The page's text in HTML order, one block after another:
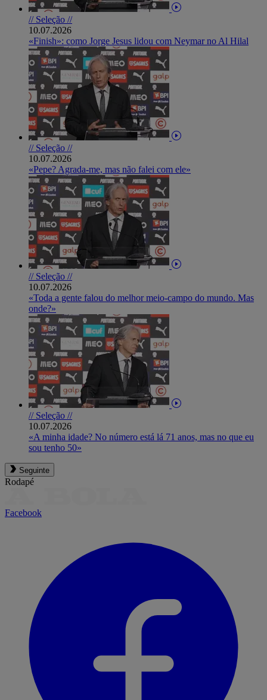
// Seleção //
10.07.2026
«Finish»: como Jorge Jesus lidou com Neymar no Al Hilal
// Seleção //
10.07.2026
«Pepe? Agrada-me, mas não falei com ele»
// Seleção //
10.07.2026
«Toda a gente falou do melhor meio-campo do mundo. Mas
onde?»
// Seleção //
10.07.2026
«A minha idade? No número está lá 71 anos, mas no que eu
sou tenho 50»
Seguinte
Rodapé
Facebook